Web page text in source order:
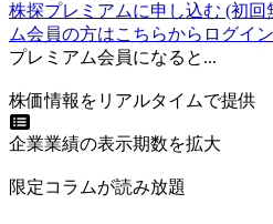
株探プレミアムに申し込む (初回
ム会員の方はこちらからログイン
プレミアム会員になると...
株価情報をリアルタイムで提供
企業業績の表示期数を拡大
限定コラムが読み放題